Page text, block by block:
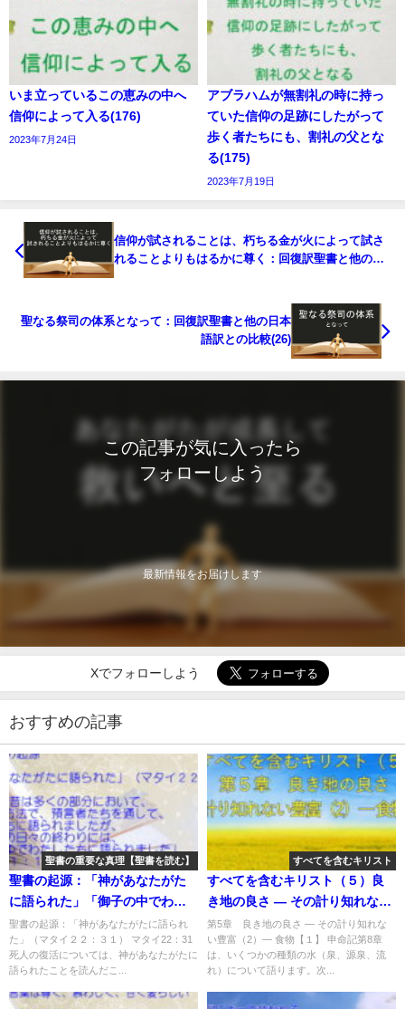
いま立っているこの恵みの中へ
信仰によって入る(176)
2023年7月24日
アブラハムが無割礼の時に持っ
ていた信仰の足跡にしたがって
歩く者たちにも、割礼の父とな
る(175)
2023年7月19日
信仰が試されることは、朽ちる金が火によって試さ
れることよりもはるかに尊く：回復訳聖書と他の日
聖なる祭司の体系となって：回復訳聖書と他の日本
語訳との比較(26)
この記事が気に入ったら
フォローしよう
最新情報をお届けします
Xでフォローしよう
おすすめの記事
聖書の重要な真理【聖書を読む】
聖書の起源：「神があなたがた
に語られた」「御子の中でわた
したちに語られました」：聖書
の重要な真理【聖書を読む】(２)
聖書の起源：「神があなたがたに語られ
た」（マタイ２２：３１） マタイ22：31
死人の復活については、神があなたがたに
語られたことを読んだこ...
すべてを含むキリスト
すべてを含むキリスト（５）良
き地の良さ ― その計り知れない
豊富（2）― 食物【１】
第5章 良き地の良さ ― その計り知れな
い豊富（2）― 食物【１】 申命記第8章
は、いくつかの種類の水（泉、源泉、流
れ）について語ります。次...